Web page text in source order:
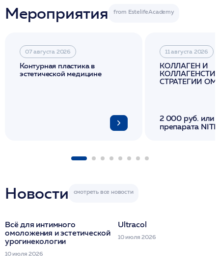
Мероприятия
07 августа 2026
Контурная пластика в
эстетической медицине
11 августа 2026
КОЛЛАГЕН И
СТРАТЕГИИ
2 000 руб. или
препарата
Новости
Всё для интимного
омоложения и эстетической
урогинекологии
10 июля 2026
Ultracol
10 июля 2026